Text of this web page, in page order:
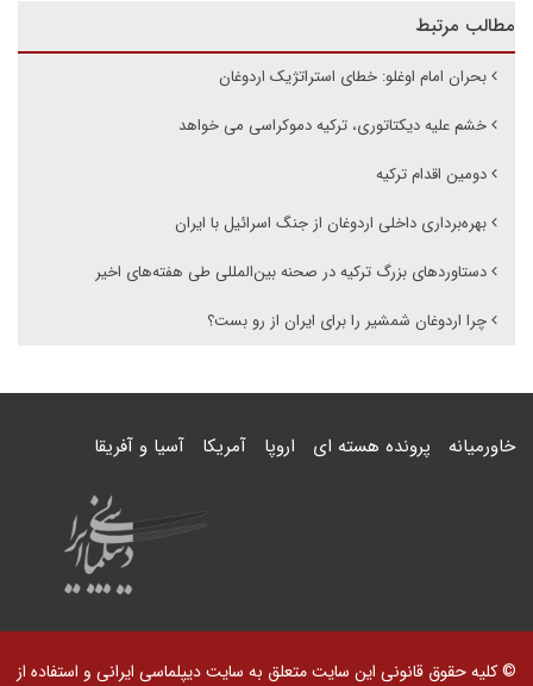
مطالب مرتبط
بحران امام اوغلو: خطای استراتژیک اردوغان
خشم علیه دیکتاتوری، ترکیه دموکراسی می خواهد
دومین اقدام ترکیه
بهره‌برداری داخلی اردوغان از جنگ اسرائیل با ایران
دستاوردهای بزرگ ترکیه در صحنه بین‌المللی طی هفته‌های اخیر
چرا اردوغان شمشیر را برای ایران از رو بست؟
خاورمیانه پرونده هسته ای اروپا آمریکا آسیا و آفریقا
© کلیه حقوق قانونی این سایت متعلق به سایت دیپلماسی ایرانی و استفاده از